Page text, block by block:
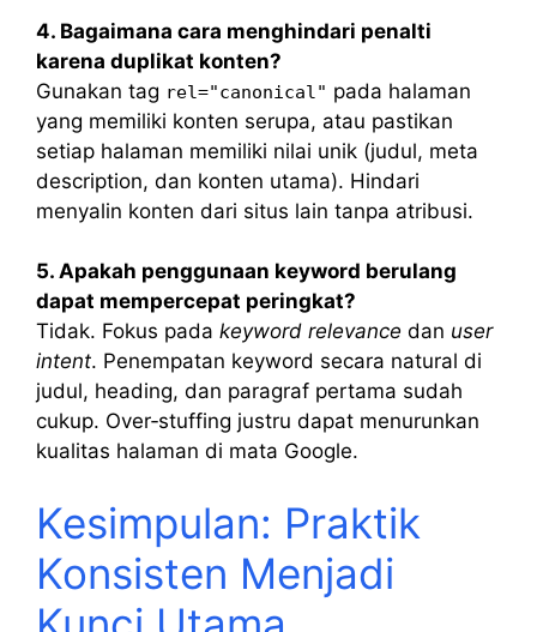
4. Bagaimana cara menghindari penalti
karena duplikat konten?
Gunakan tag rel="canonical" pada halaman
yang memiliki konten serupa, atau pastikan
setiap halaman memiliki nilai unik (judul, meta
description, dan konten utama). Hindari
menyalin konten dari situs lain tanpa atribusi.
5. Apakah penggunaan keyword berulang
dapat mempercepat peringkat?
Tidak. Fokus pada keyword relevance dan user
intent. Penempatan keyword secara natural di
judul, heading, dan paragraf pertama sudah
cukup. Over‑stuffing justru dapat menurunkan
kualitas halaman di mata Google.
Kesimpulan: Praktik
Konsisten Menjadi